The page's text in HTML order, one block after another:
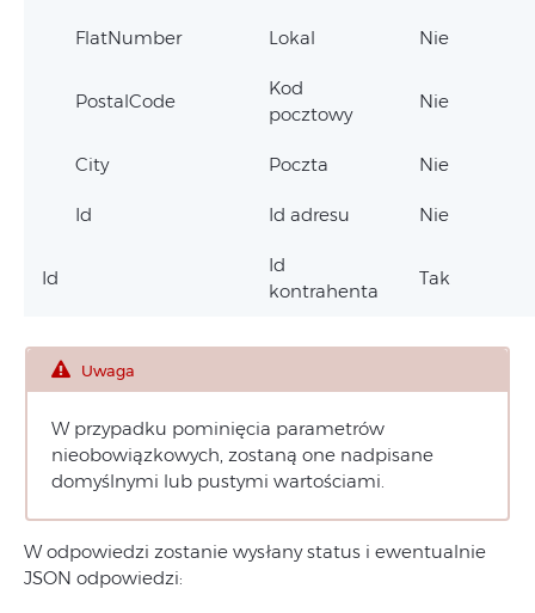
FlatNumber Lokal Nie
PostalCode
Kod
pocztowy
Nie
City Poczta Nie
Id Id adresu Nie
Id
Id
kontrahenta
Tak
Uwaga
W przypadku pominięcia parametrów
nieobowiązkowych, zostaną one nadpisane
domyślnymi lub pustymi wartościami.
W odpowiedzi zostanie wysłany status i ewentualnie
JSON odpowiedzi: